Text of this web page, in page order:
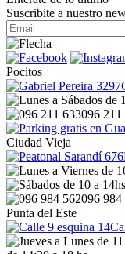
Suscribite a nuestro
Pocitos
096 211
Ciudad Vieja
096 984
Punta del Este